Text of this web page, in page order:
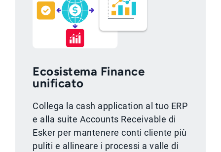
Ecosistema Finance
unificato
Collega la cash application al tuo ERP
e alla suite Accounts Receivable di
Esker per mantenere conti cliente più
puliti e allineare i processi a valle di